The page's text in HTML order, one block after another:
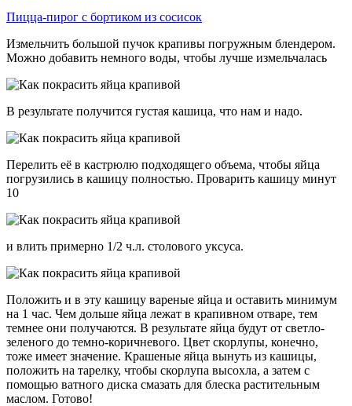
Пицца-пирог с бортиком из сосисок
Измельчить большой пучок крапивы погружным блендером.
Можно добавить немного воды, чтобы лучше измельчалась
В результате получится густая кашица, что нам и надо.
Перелить её в кастрюлю подходящего объема, чтобы яйца
погрузились в кашицу полностью. Проварить кашицу минут
10
и влить примерно 1/2 ч.л. столового уксуса.
Положить и в эту кашицу вареные яйца и оставить минимум
на 1 час. Чем дольше яйца лежат в крапивном отваре, тем
темнее они получаются. В результате яйца будут от светло-
зеленого до темно-коричневого. Цвет скорлупы, конечно,
тоже имеет значение. Крашеные яйца вынуть из кашицы,
положить на тарелку, чтобы скорлупа высохла, а затем с
помощью ватного диска смазать для блеска растительным
маслом. Готово!